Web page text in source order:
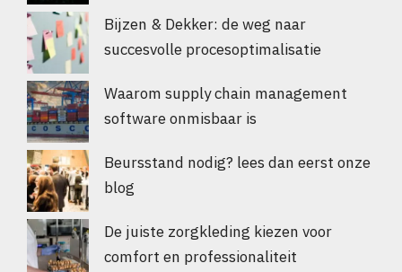
Bijzen & Dekker: de weg naar
succesvolle procesoptimalisatie
Waarom supply chain management
software onmisbaar is
Beursstand nodig? lees dan eerst onze
blog
De juiste zorgkleding kiezen voor
comfort en professionaliteit